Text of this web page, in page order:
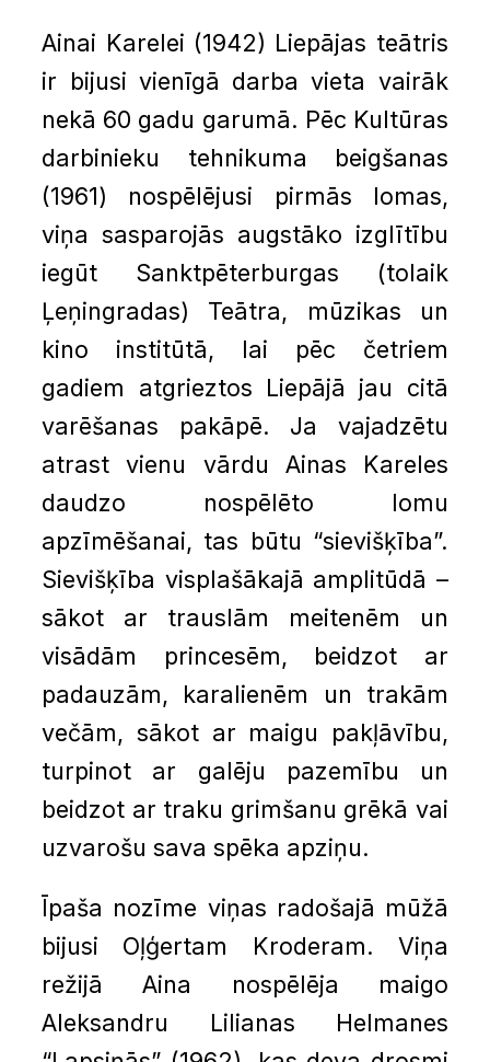
Ainai Karelei (1942) Liepājas teātris
ir bijusi vienīgā darba vieta vairāk
nekā 60 gadu garumā. Pēc Kultūras
darbinieku tehnikuma beigšanas
(1961) nospēlējusi pirmās lomas,
viņa sasparojās augstāko izglītību
iegūt Sanktpēterburgas (tolaik
Ļeņingradas) Teātra, mūzikas un
kino institūtā, lai pēc četriem
gadiem atgrieztos Liepājā jau citā
varēšanas pakāpē. Ja vajadzētu
atrast vienu vārdu Ainas Kareles
daudzo nospēlēto lomu
apzīmēšanai, tas būtu “sievišķība”.
Sievišķība visplašākajā amplitūdā –
sākot ar trauslām meitenēm un
visādām princesēm, beidzot ar
padauzām, karalienēm un trakām
večām, sākot ar maigu pakļāvību,
turpinot ar galēju pazemību un
beidzot ar traku grimšanu grēkā vai
uzvarošu sava spēka apziņu.
Īpaša nozīme viņas radošajā mūžā
bijusi Oļģertam Kroderam. Viņa
režijā Aina nospēlēja maigo
Aleksandru Lilianas Helmanes